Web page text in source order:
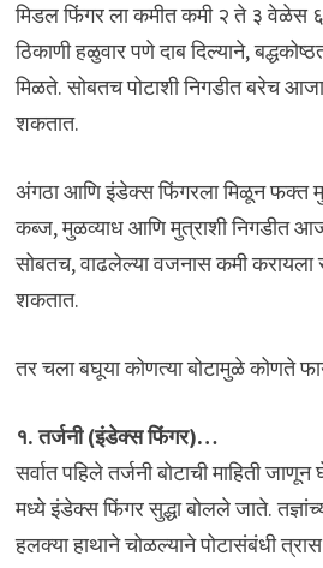
मिडल फिंगर ला कमीत कमी २ ते ३ वेळेस
ठिकाणी हळुवार पणे दाब दिल्याने,
मिळते. सोबतच पोटाशी निगडीत बरेच
शकतात.
अंगठा आणि इंडेक्स फिंगरला मिळून फक्त
कब्ज, मुळव्याध आणि मुत्राशी निगडीत
सोबतच, वाढलेल्या वजनास कमी करायला
शकतात.
तर चला बघूया कोणत्या बोटामुळे कोणते
१. तर्जनी (इंडेक्स फिंगर)…
सर्वात पहिले तर्जनी बोटाची माहिती
मध्ये इंडेक्स फिंगर सुद्धा बोलले जाते.
हलक्या हाथाने चोळल्याने पोटासंबंधी